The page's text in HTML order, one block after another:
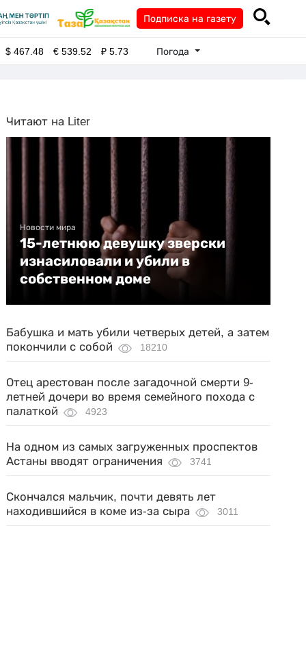
Подписка на газету
$467.48 €539.52 ₽5.73 Погода
Читают на Liter
Новости мира
15-летнюю девушку зверски
изнасиловали и убили в
собственном доме
Бабушка и мать убили четверых детей, а затем
покончили с собой
18210
Отец арестован после загадочной смерти 9-
летней дочери во время семейного похода с
палаткой
4923
На одном из самых загруженных проспектов
Астаны вводят ограничения
3741
Скончался мальчик, почти девять лет
находившийся в коме из-за сыра
3011